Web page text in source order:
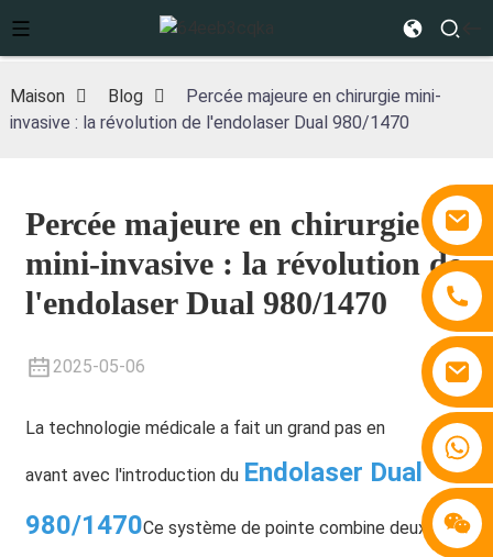
+86 15810767862
Maison Blog
Percée majeure en chirurgie mini-
invasive : la révolution de l'endolaser Dual 980/1470
Percée majeure en chirurgie
mini-invasive : la révolution de
l'endolaser Dual 980/1470
2025-05-06
La technologie médicale a fait un grand pas en
avant avec l'introduction du Endolaser Dual
980/1470Ce système de pointe combine deux